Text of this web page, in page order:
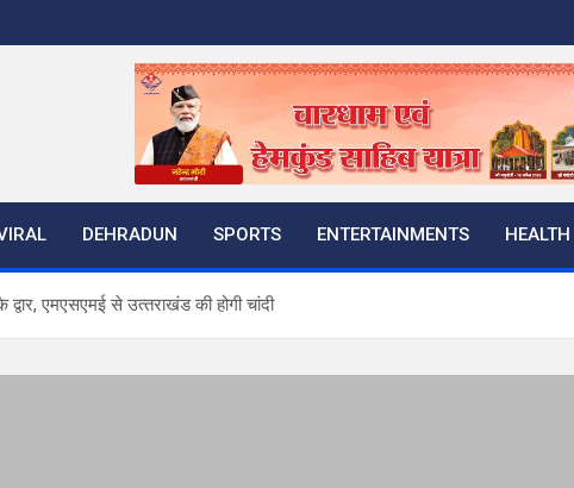
DEHRADUN SPORTS ENTERTAINMENTS HEALTH
एमएसएमई से उत्‍तराखंड की होगी चांदी